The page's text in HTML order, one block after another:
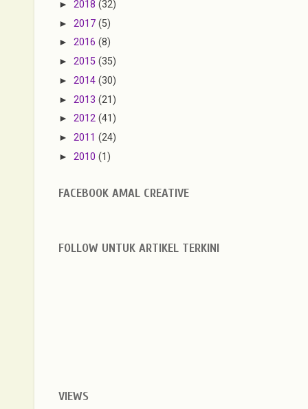
► 2018 (32)
► 2017 (5)
► 2016 (8)
► 2015 (35)
► 2014 (30)
► 2013 (21)
► 2012 (41)
► 2011 (24)
► 2010 (1)
FACEBOOK AMAL CREATIVE
FOLLOW UNTUK ARTIKEL TERKINI
VIEWS